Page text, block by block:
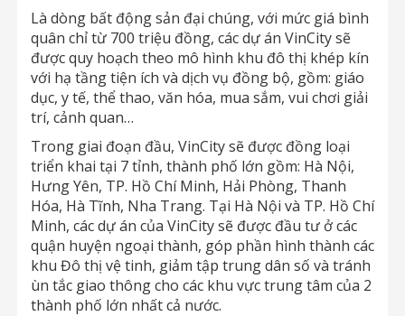
Là dòng bất động sản đại chúng, với mức giá bình
quân chỉ từ 700 triệu đồng, các dự án VinCity sẽ
được quy hoạch theo mô hình khu đô thị khép kín
với hạ tầng tiện ích và dịch vụ đồng bộ, gồm: giáo
dục, y tế, thể thao, văn hóa, mua sắm, vui chơi giải
trí, cảnh quan…
Trong giai đoạn đầu, VinCity sẽ được đồng loại
triển khai tại 7 tỉnh, thành phố lớn gồm: Hà Nội,
Hưng Yên, TP. Hồ Chí Minh, Hải Phòng, Thanh
Hóa, Hà Tĩnh, Nha Trang. Tại Hà Nội và TP. Hồ Chí
Minh, các dự án của VinCity sẽ được đầu tư ở các
quận huyện ngoại thành, góp phần hình thành các
khu Đô thị vệ tinh, giảm tập trung dân số và tránh
ùn tắc giao thông cho các khu vực trung tâm của 2
thành phố lớn nhất cả nước.